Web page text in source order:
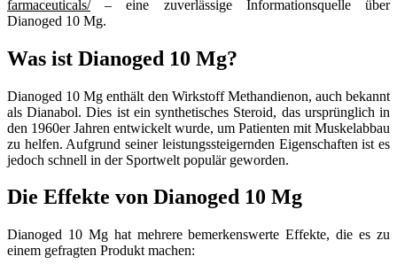
farmaceuticals/– eine zuverlässige Informationsquelle über
Dianoged 10 Mg.
Was ist Dianoged 10 Mg?
Dianoged 10 Mg enthält den Wirkstoff Methandienon, auch bekannt
als Dianabol. Dies ist ein synthetisches Steroid, das ursprünglich in
den 1960er Jahren entwickelt wurde, um Patienten mit Muskelabbau
zu helfen. Aufgrund seiner leistungssteigernden Eigenschaften ist es
jedoch schnell in der Sportwelt populär geworden.
Die Effekte von Dianoged 10 Mg
Dianoged 10 Mg hat mehrere bemerkenswerte Effekte, die es zu
einem gefragten Produkt machen: